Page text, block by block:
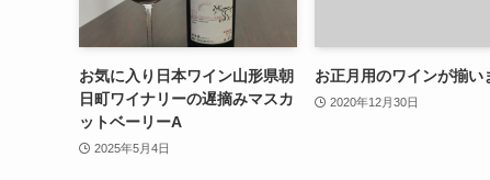
お気に入り日本ワイン山形県朝
日町ワイナリーの遅摘みマスカ
ットベーリーA
2025年5月4日
お正月用のワインが揃い
2020年12月30日